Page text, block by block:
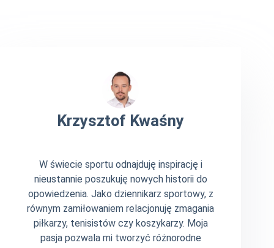
Krzysztof Kwaśny
W świecie sportu odnajduję inspirację i
nieustannie poszukuję nowych historii do
opowiedzenia. Jako dziennikarz sportowy, z
równym zamiłowaniem relacjonuję zmagania
piłkarzy, tenisistów czy koszykarzy. Moja
pasja pozwala mi tworzyć różnorodne